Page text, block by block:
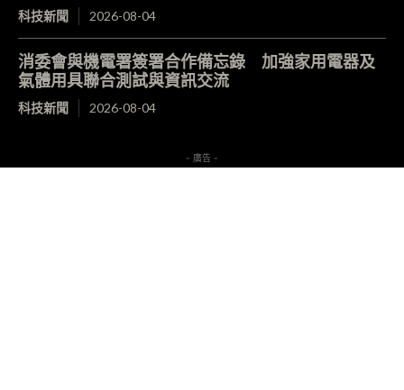
科技新聞 2026-08-04
消委會與機電署簽署合作備忘錄 加強家用電器及
氣體用具聯合測試與資訊交流
科技新聞 2026-08-04
- 廣告 -